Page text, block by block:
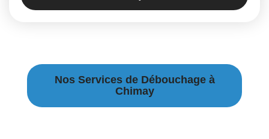
Nos Services de Débouchage à
Chimay